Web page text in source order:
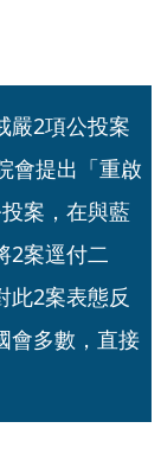
嚴2項公投案
會提出「重啟
案，在與藍
2案逕付二
此2案表態反
會多數，直接